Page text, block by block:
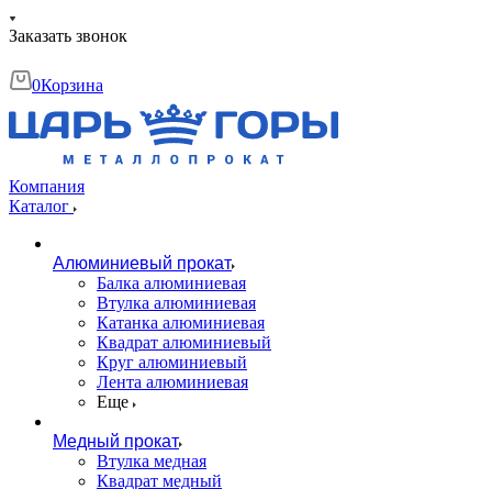
Заказать звонок
0Корзина
Компания
Каталог
Алюминиевый прокат
Балка алюминиевая
Втулка алюминиевая
Катанка алюминиевая
Квадрат алюминиевый
Круг алюминиевый
Лента алюминиевая
Еще
Медный прокат
Втулка медная
Квадрат медный